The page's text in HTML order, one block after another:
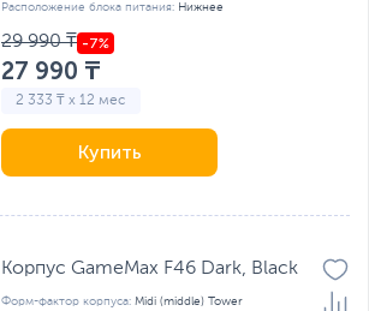
Расположение блока питания: Нижнее
29 990 ₸
27 990 ₸
2 333 ₸ x 12 мес
Купить
Корпус GameMax F46 Dark, Black
Форм-фактор корпуса: Midi (middle) Tower